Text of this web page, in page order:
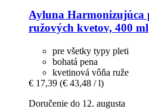
Ayluna Harmonizujúca
ružových kvetov, 400 ml
pre všetky typy pleti
bohatá pena
kvetinová vôňa ruže
€ 17,39 (€ 43,48 / l)
Doručenie do 12. augusta